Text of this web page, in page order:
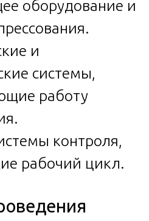
оборудование и
и
системы,
работу
контроля,
рабочий цикл.